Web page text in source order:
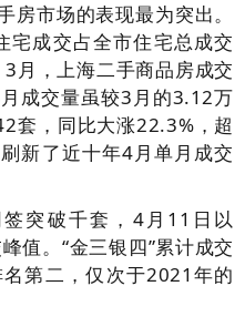
房市场的表现最为突出。
成交占全市住宅总成交
月，上海二手商品房成交
成交量虽较3月的3.12万
套，同比大涨22.3%，超
新了近十年4月单月成交
突破千套，4月11日以
值。“金三银四”累计成交
第二，仅次于2021年的